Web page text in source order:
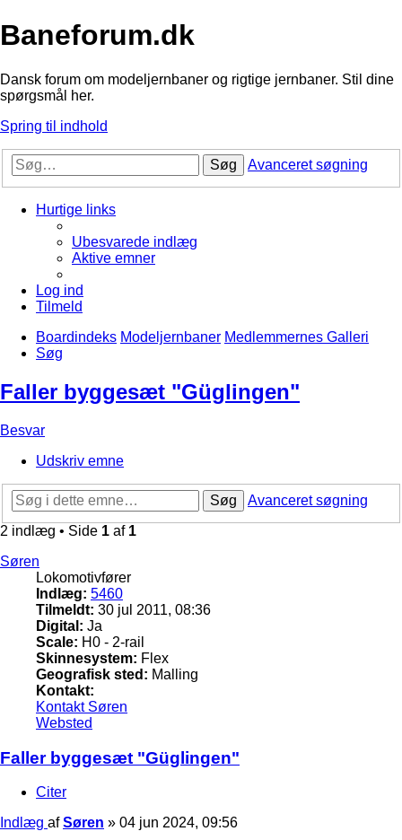
Baneforum.dk
Dansk forum om modeljernbaner og rigtige jernbaner. Stil dine
spørgsmål her.
Spring til indhold
Søg Avanceret søgning
Hurtige links
Ubesvarede indlæg
Aktive emner
Log ind
Tilmeld
Boardindeks Modeljernbaner Medlemmernes Galleri
Søg
Faller byggesæt "Güglingen"
Besvar
Udskriv emne
Søg
Avanceret søgning
2 indlæg • Side 1 af 1
Søren
Lokomotivfører
Indlæg: 5460
Tilmeldt: 30 jul 2011, 08:36
Digital: Ja
Scale: H0 - 2-rail
Skinnesystem: Flex
Geografisk sted: Malling
Kontakt:
Kontakt Søren
Websted
Faller byggesæt "Güglingen"
Citer
Indlæg afSøren » 04 jun 2024, 09:56